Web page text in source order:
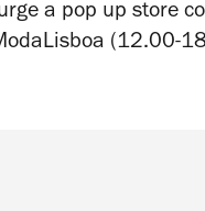
a pop up store
(12.00-